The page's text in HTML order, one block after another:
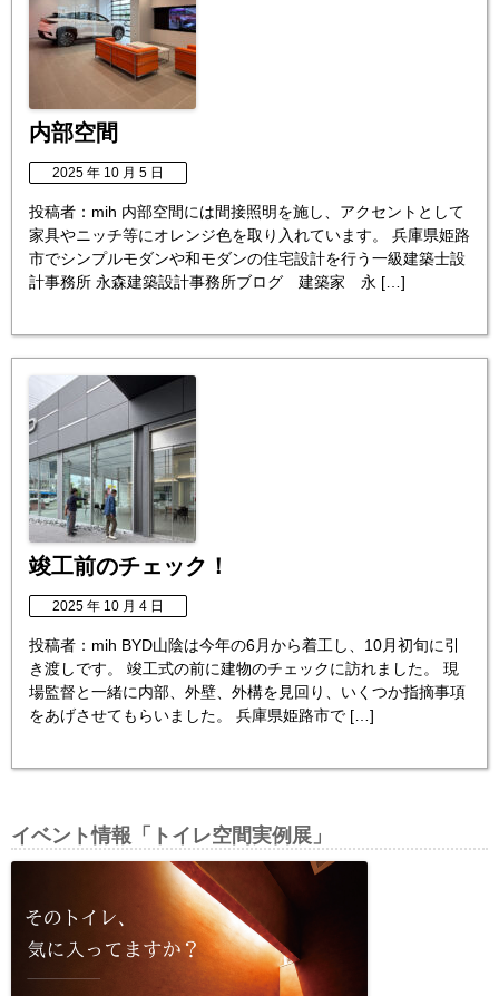
内部空間
2025 年 10 月 5 日
投稿者：mih 内部空間には間接照明を施し、アクセントとして
家具やニッチ等にオレンジ色を取り入れています。 兵庫県姫路
市でシンプルモダンや和モダンの住宅設計を行う一級建築士設
計事務所 永森建築設計事務所ブログ 建築家 永 […]
竣工前のチェック！
2025 年 10 月 4 日
投稿者：mih BYD山陰は今年の6月から着工し、10月初旬に引
き渡しです。 竣工式の前に建物のチェックに訪れました。 現
場監督と一緒に内部、外壁、外構を見回り、いくつか指摘事項
をあげさせてもらいました。 兵庫県姫路市で […]
イベント情報「トイレ空間実例展」